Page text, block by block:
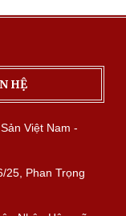
HỆ
Việt Nam -
25, Phan Trọng